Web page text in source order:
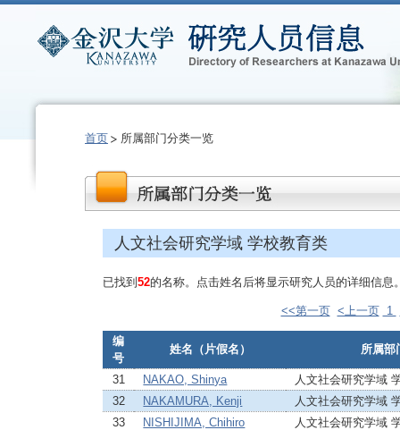
首页 所属部门分类一览
人文社会研究学域 学校教育类
已找到 52的名称。点击姓名后将显示研究人员的详细信息
<<第一页 <上一页 1
编
号
姓名（片假名） 所属部
31 NAKAO, Shinya
人文社会研究学域
32
NAKAMURA, Kenji
人文社会研究学域
33
NISHIJIMA, Chihiro
人文社会研究学域